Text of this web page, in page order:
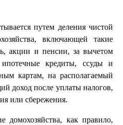
путем деления чистой
включающей такие
акции и пенсии, за вычетом
ипотечные кредиты, ссуды и
картам, на располагаемый
доход после уплаты налогов,
или сбережения.
домохозяйства, как правило,